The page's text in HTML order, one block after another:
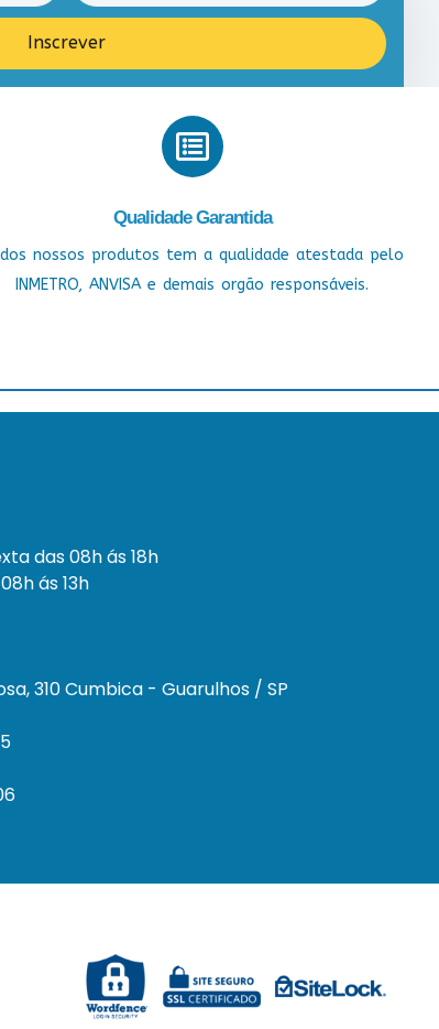
Inscrever
Qualidade Garantida
nossos produtos tem a qualidade atestada pelo
INMETRO, ANVISA e demais orgão responsáveis.
das 08h ás 18h
ás 13h
310 Cumbica - Guarulhos / SP